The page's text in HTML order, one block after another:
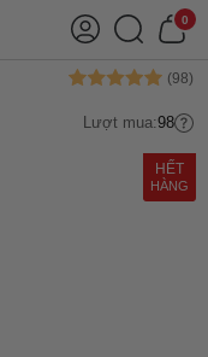
0
Lượt mua:98
HẾT
HÀNG